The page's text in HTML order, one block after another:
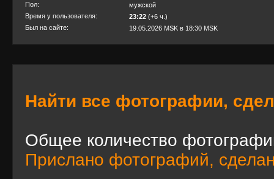
Пол:
мужской
Время у пользователя:
23:22 (+6 ч.)
Был на сайте:
19.05.2026 MSK в 18:30 MSK
Найти все фотографии,
Общее количество
Прислано фотографий,